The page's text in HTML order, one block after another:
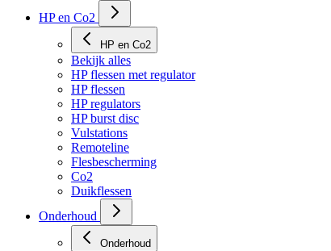
HP en Co2
HP en Co2
Bekijk alles
HP flessen met regulator
HP flessen
HP regulators
HP burst disc
Vulstations
Remoteline
Flesbescherming
Co2
Duikflessen
Onderhoud
Onderhoud